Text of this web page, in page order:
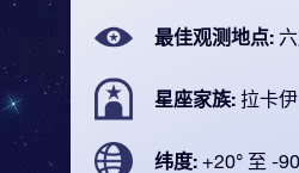
最佳观测地点:
星座家族: 拉卡伊
纬度: +20° 至 -